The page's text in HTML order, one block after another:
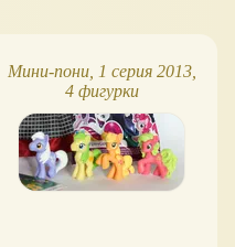
Мини-пони, 1 серия 2013,
4 фигурки